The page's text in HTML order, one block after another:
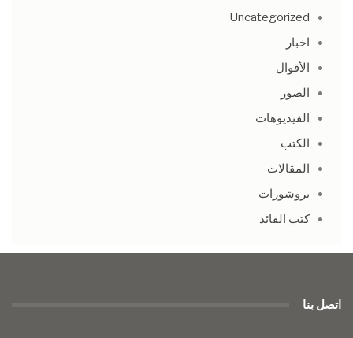
Uncategorized
اخبار
الأقوال
الصور
الفيديوهات
الكتب
المقالات
بروشورات
كتب القائد
اتصل بنا